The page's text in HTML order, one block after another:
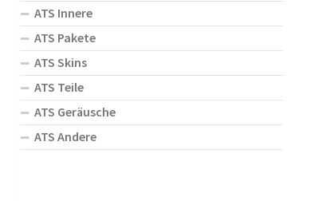
ATS Innere
ATS Pakete
ATS Skins
ATS Teile
ATS Geräusche
ATS Andere